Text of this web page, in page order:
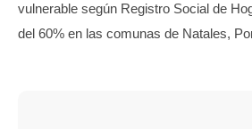
vulnerable según Registro Social de
del 60% en las comunas de Natales,